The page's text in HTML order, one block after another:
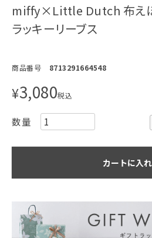
miffy×Little Dutch 布えほ
ラッキーリーブス
商品番号 8713291664548
¥3,080税込
カートに入